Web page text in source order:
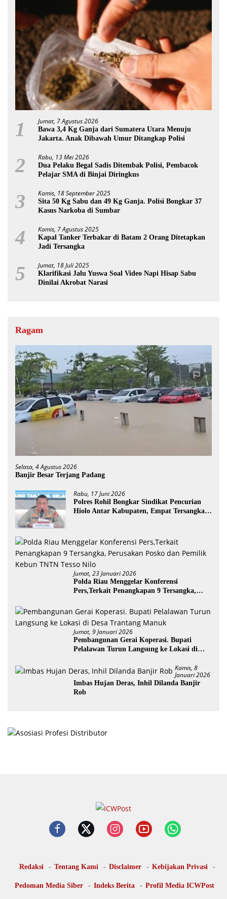
1 Jumat, 7 Agustus 2026
Bawa 3,4 Kg Ganja dari Sumatera Utara Menuju
Jakarta. Anak Dibawah Umur Ditangkap Polisi
2 Rabu, 13 Mei 2026
Dua Pelaku Begal Sadis Ditembak Polisi, Pembacok
Pelajar SMA di Binjai Diringkus
3 Kamis, 18 September 2025
Sita 50 Kg Sabu dan 49 Kg Ganja. Polisi Bongkar 37
Kasus Narkoba di Sumbar
4 Kamis, 7 Agustus 2025
Kapal Tanker Terbakar di Batam 2 Orang Ditetapkan
Jadi Tersangka
5 Jumat, 18 Juli 2025
Klarifikasi Jalu Yuswa Soal Video Napi Hisap Sabu
Dinilai Akrobat Narasi
Ragam
Selasa, 4 Agustus 2026
Banjir Besar Terjang Padang
Rabu, 17 Juni 2026
Polres Rohil Bongkar Sindikat Pencurian
Hiolo Antar Kabupaten, Empat Tersangka
Jumat, 23 Januari 2026
Polda Riau Menggelar Konferensi
Pers,Terkait Penangkapan 9 Tersangka,
Tesso Nilo
Jumat, 9 Januari 2026
Pembangunan Gerai Koperasi. Bupati
Pelalawan Turun Langsung ke Lokasi di
Kamis, 8
Januari 2026
Imbas Hujan Deras, Inhil Dilanda Banjir
Rob
Redaksi Tentang Kami Disclaimer Kebijakan Privasi
Pedoman Media Siber Indeks Berita Profil Media ICWPost